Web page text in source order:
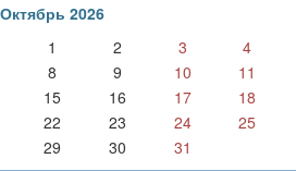
Октябрь 2026
1
2 3
4
8 9 10
11
15 16 17
18
22 23 24
25
29 30 31